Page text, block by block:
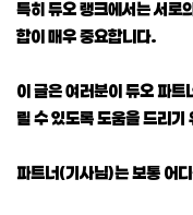
특히 듀오 랭크에서는 서로
합이 매우 중요합니다.
이 글은 여러분이 듀오 파
릴 수 있도록 도움을 드리
파트너(기사님)는 보통 어